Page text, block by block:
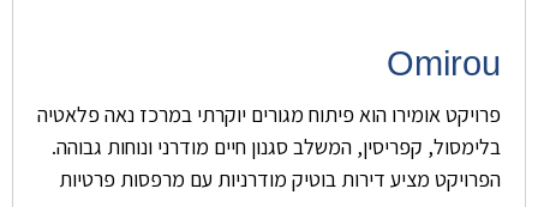
Omirou
פרויקט אומירו הוא פיתוח מגורים יוקרתי במרכז נאה פלאטיה
בלימסול, קפריסין, המשלב סגנון חיים מודרני ונוחות גבוהה.
הפרויקט מציע דירות בוטיק מודרניות עם מרפסות פרטיות